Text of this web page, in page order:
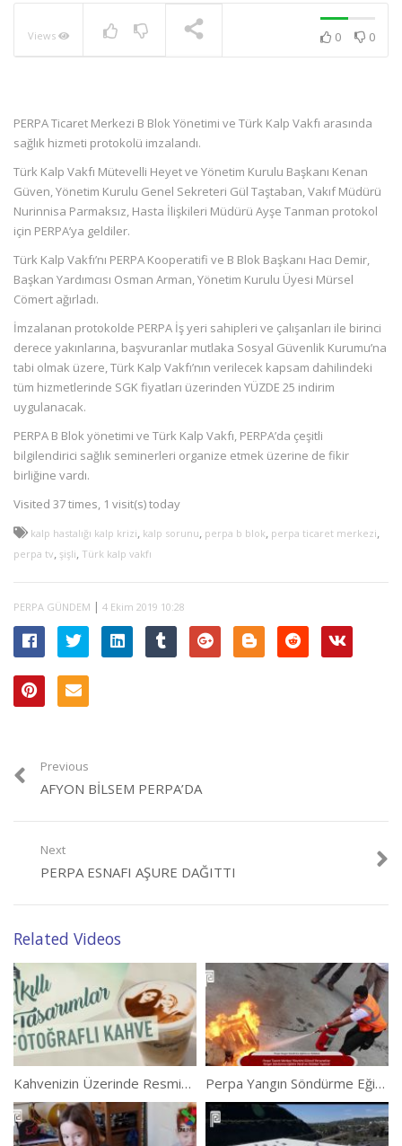
Views 0 0
PERPA Ticaret Merkezi B Blok Yönetimi ve Türk Kalp Vakfı arasında
sağlık hizmeti protokolü imzalandı.
Türk Kalp Vakfı Mütevelli Heyet ve Yönetim Kurulu Başkanı Kenan
Güven, Yönetim Kurulu Genel Sekreteri Gül Taştaban, Vakıf Müdürü
Nurinnisa Parmaksız, Hasta İlişkileri Müdürü Ayşe Tanman protokol
için PERPA’ya geldiler.
Türk Kalp Vakfı’nı PERPA Kooperatifi ve B Blok Başkanı Hacı Demir,
Başkan Yardımcısı Osman Arman, Yönetim Kurulu Üyesi Mürsel
Cömert ağırladı.
İmzalanan protokolde PERPA İş yeri sahipleri ve çalışanları ile birinci
derece yakınlarına, başvuranlar mutlaka Sosyal Güvenlik Kurumu’na
tabi olmak üzere, Türk Kalp Vakfı’nın verilecek kapsam dahilindeki
tüm hizmetlerinde SGK fiyatları üzerinden YÜZDE 25 indirim
uygulanacak.
PERPA B Blok yönetimi ve Türk Kalp Vakfı, PERPA’da çeşitli
bilgilendirici sağlık seminerleri organize etmek üzerine de fikir
birliğine vardı.
Visited 37 times, 1 visit(s) today
kalp hastalığı kalp krizi, kalp sorunu, perpa b blok, perpa ticaret merkezi,
perpa tv, şişli, Türk kalp vakfı
PERPA GÜNDEM | 4 Ekim 2019 10:28
Previous
AFYON BİLSEM PERPA’DA
Next
PERPA ESNAFI AŞURE DAĞITTI
Related Videos
Kahvenizin Üzerinde Resminiz Olsun İster Misiniz? Perpa Yangın Söndürme Eğitimi ve Tatbikatı